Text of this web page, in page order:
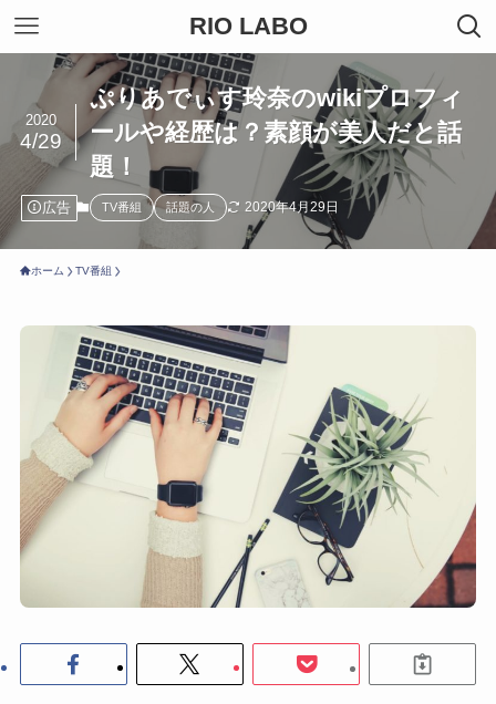
RIO LABO
ぷりあでぃす玲奈のwikiプロフィ
ールや経歴は？素顔が美人だと話
題！
2020
4/29
広告 TV番組 話題の人 2020年4月29日
ホーム TV番組